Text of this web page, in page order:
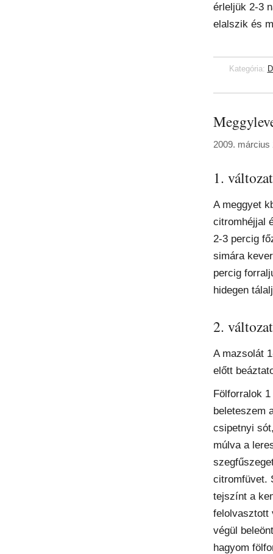
érleljük 2-3
elalszik és
Kategória:
2009. március
1. változat
A meggyet
citromhéjjal
2-3 percig
simára
percig
hidegen
2. változat
A mazsolát
előtt
Fölforralok
beleteszem
csipetnyi
múlva a
citromfüvet.
tejszínt a
felolvasztott
végül
hagyom